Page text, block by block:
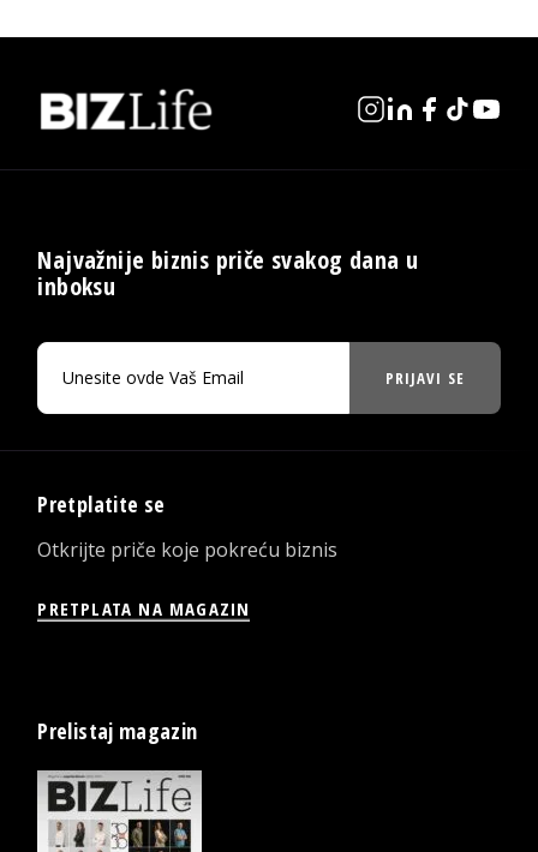
Najvažnije biznis priče svakog dana u
inboksu
PRIJAVI SE
Pretplatite se
Otkrijte priče koje pokreću biznis
PRETPLATA NA MAGAZIN
Prelistaj magazin